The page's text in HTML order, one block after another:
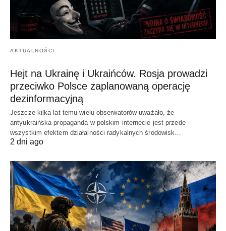
AKTUALNOŚCI
Hejt na Ukrainę i Ukraińców. Rosja prowadzi
przeciwko Polsce zaplanowaną operację
dezinformacyjną
Jeszcze kilka lat temu wielu obserwatorów uważało, że
antyukraińska propaganda w polskim internecie jest przede
wszystkim efektem działalności radykalnych środowisk…
2 dni ago